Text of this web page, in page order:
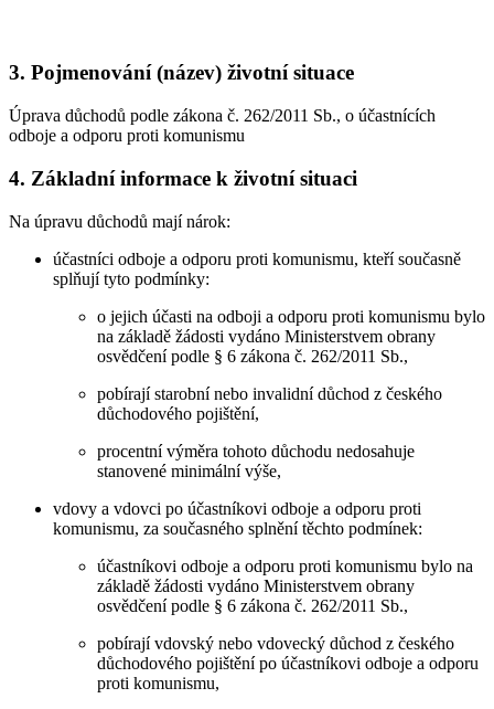
3. Pojmenování (název) životní situace
Úprava důchodů podle zákona č. 262/2011 Sb., o účastnících
odboje a odporu proti komunismu
4. Základní informace k životní situaci
Na úpravu důchodů mají nárok:
účastníci odboje a odporu proti komunismu, kteří současně
splňují tyto podmínky:
o jejich účasti na odboji a odporu proti komunismu bylo
na základě žádosti vydáno Ministerstvem obrany
osvědčení podle § 6 zákona č. 262/2011 Sb.,
pobírají starobní nebo invalidní důchod z českého
důchodového pojištění,
procentní výměra tohoto důchodu nedosahuje
stanovené minimální výše,
vdovy a vdovci po účastníkovi odboje a odporu proti
komunismu, za současného splnění těchto podmínek:
účastníkovi odboje a odporu proti komunismu bylo na
základě žádosti vydáno Ministerstvem obrany
osvědčení podle § 6 zákona č. 262/2011 Sb.,
pobírají vdovský nebo vdovecký důchod z českého
důchodového pojištění po účastníkovi odboje a odporu
proti komunismu,